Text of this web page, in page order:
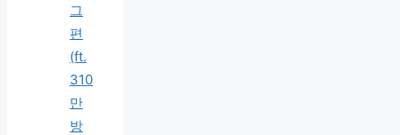
그
편
(ft.
310
만
방